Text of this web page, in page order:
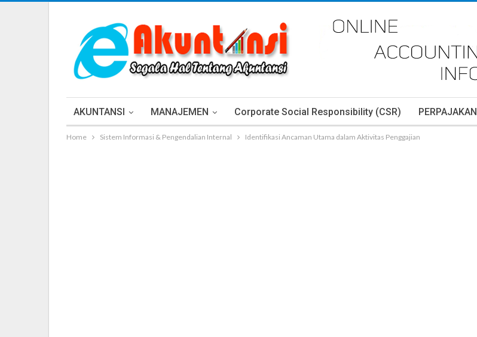
AKUNTANSI MANAJEMEN Corporate Social Responsibility (CSR) PERPAJAKAN
Home Sistem Informasi & Pengendalian Internal Identifikasi Ancaman Utama dalam Aktivitas Penggajian